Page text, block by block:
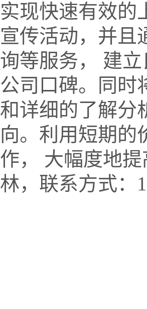
实现快速有效的
宣传活动，并且
询等服务， 建
公司口碑。同时
和详细的了解分
向。利用短期的
作， 大幅度地
林，联系方式：